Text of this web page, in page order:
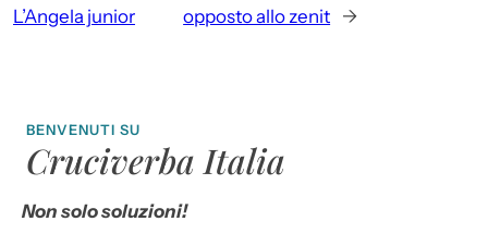
L’Angela junior
opposto allo zenit →
BENVENUTI SU
Cruciverba Italia
Non solo soluzioni!